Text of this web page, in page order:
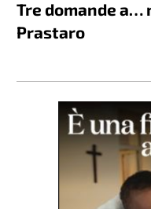
Tre domande a…
Prastaro